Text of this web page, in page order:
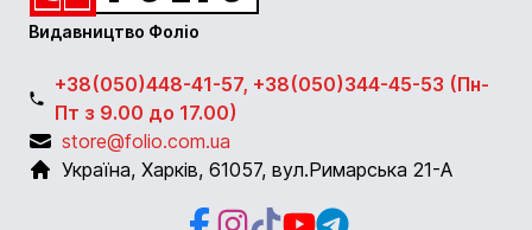
Видавництво Фоліо
+38(050)448-41-57, +38(050)344-45-53 (Пн-
Пт з 9.00 до 17.00)
store@folio.com.ua
Україна, Харків, 61057, вул.Римарська 21-А
Facebook
Instagram
Instagram
YoutubeTelegram